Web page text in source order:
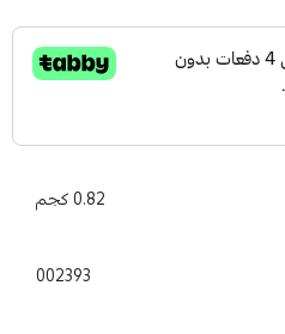
0.82 كجم
002393